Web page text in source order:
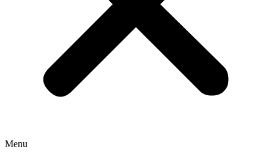
Menu